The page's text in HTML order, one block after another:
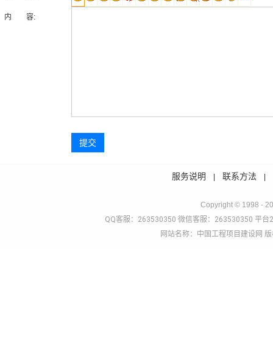
内 容:
提交
服务说明 联系方法
Copyright © 1998 -
QQ客服：263530350 微信客服：263530350 平
网站名称：中国工程项目建设网